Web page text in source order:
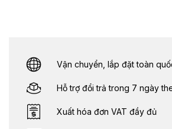
Vận chuyển, lắp đặt toàn
Hỗ trợ đổi trả trong 7 ngày
Xuất hóa đơn VAT đầy đủ